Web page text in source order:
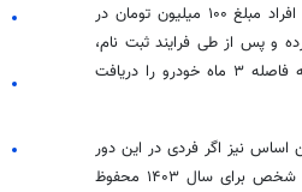
اسفند ۱۴۰۱ برای اولین بار از سیستم نوبت دهی استفاده شد؛ به این شکل که ابتدا افراد مبلغ ۱۰۰ میلیون تومان در
و پس از طی فرایند ثبت نام،
، به فاصله ۳ ماه خودرو را دریافت
اساس نیز اگر فردی در این دور
انجام می‌شود نتوانست خودرو دریافت کند، نوبت شخص برای سال ۱۴۰۳ محفوظ